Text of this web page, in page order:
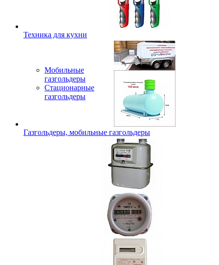
Техника для кухни
Мобильные
газгольдеры
Стационарные
газгольдеры
Газгольдеры, мобильные газгольдеры